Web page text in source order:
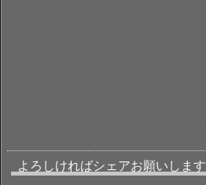
よろしければシェアお願いします